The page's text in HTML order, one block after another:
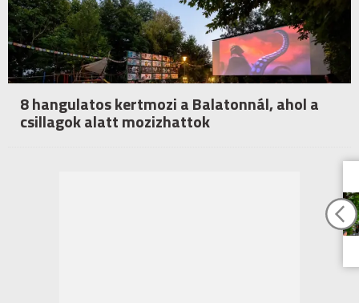
8 hangulatos kertmozi a Balatonnál, ahol a
csillagok alatt mozizhattok